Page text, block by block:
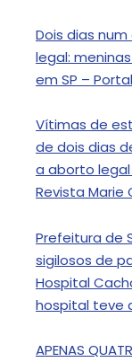
Dois dias
legal:
em SP –
Vítimas de
de dois dias
a aborto
Revista Marie
Prefeitura de
sigilosos de
Hospital
hospital teve
APENAS